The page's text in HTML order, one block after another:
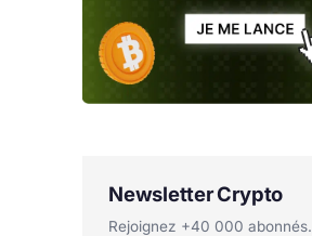
Newsletter Crypto
Rejoignez +40 000 abonnés.